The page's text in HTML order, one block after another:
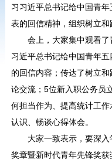
习习近平总书记给中国青
表的回信精神，组织树立和
会上，大家集中观看了
习近平总书记给中国青年
的回信内容；传达了树立
论交流；5位新入职公务员
何担当作为、提高统计工
认识、畅谈心得体会。
大家一致表示，要深
奖章暨新时代青年先锋奖